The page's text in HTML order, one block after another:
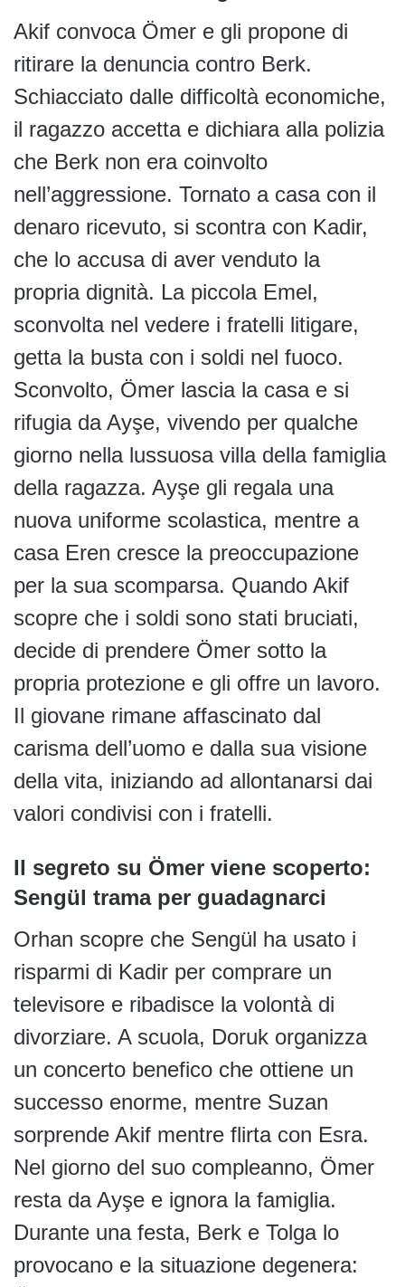
Akif convoca Ömer e gli propone di
ritirare la denuncia contro Berk.
Schiacciato dalle difficoltà economiche,
il ragazzo accetta e dichiara alla polizia
che Berk non era coinvolto
nell’aggressione. Tornato a casa con il
denaro ricevuto, si scontra con Kadir,
che lo accusa di aver venduto la
propria dignità. La piccola Emel,
sconvolta nel vedere i fratelli litigare,
getta la busta con i soldi nel fuoco.
Sconvolto, Ömer lascia la casa e si
rifugia da Ayşe, vivendo per qualche
giorno nella lussuosa villa della famiglia
della ragazza. Ayşe gli regala una
nuova uniforme scolastica, mentre a
casa Eren cresce la preoccupazione
per la sua scomparsa. Quando Akif
scopre che i soldi sono stati bruciati,
decide di prendere Ömer sotto la
propria protezione e gli offre un lavoro.
Il giovane rimane affascinato dal
carisma dell’uomo e dalla sua visione
della vita, iniziando ad allontanarsi dai
valori condivisi con i fratelli.
Il segreto su Ömer viene scoperto:
Sengül trama per guadagnarci
Orhan scopre che Sengül ha usato i
risparmi di Kadir per comprare un
televisore e ribadisce la volontà di
divorziare. A scuola, Doruk organizza
un concerto benefico che ottiene un
successo enorme, mentre Suzan
sorprende Akif mentre flirta con Esra.
Nel giorno del suo compleanno, Ömer
resta da Ayşe e ignora la famiglia.
Durante una festa, Berk e Tolga lo
provocano e la situazione degenera: